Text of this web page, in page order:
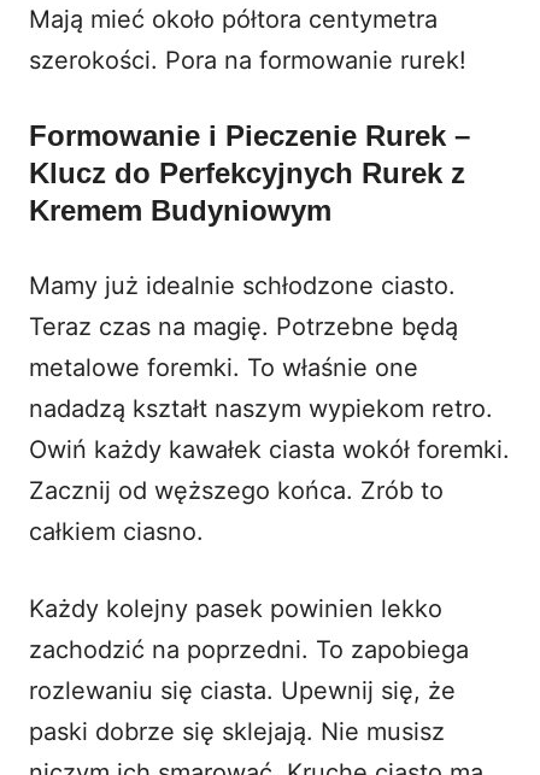
Mają mieć około półtora centymetra
szerokości. Pora na formowanie rurek!
Formowanie i Pieczenie Rurek –
Klucz do Perfekcyjnych Rurek z
Kremem Budyniowym
Mamy już idealnie schłodzone ciasto.
Teraz czas na magię. Potrzebne będą
metalowe foremki. To właśnie one
nadadzą kształt naszym wypiekom retro.
Owiń każdy kawałek ciasta wokół foremki.
Zacznij od węższego końca. Zrób to
całkiem ciasno.
Każdy kolejny pasek powinien lekko
zachodzić na poprzedni. To zapobiega
rozlewaniu się ciasta. Upewnij się, że
paski dobrze się sklejają. Nie musisz